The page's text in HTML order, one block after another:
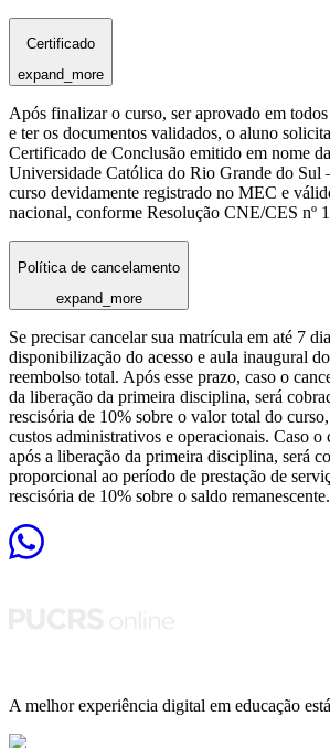
Certificado
expand_more
Após finalizar o curso, ser aprovado em
e ter os documentos validados, o aluno
Certificado de Conclusão emitido em nome
Universidade Católica do Rio Grande do Sul
curso devidamente registrado no MEC e
nacional, conforme Resolução CNE/CES nº
Política de cancelamento
expand_more
Se precisar cancelar sua matrícula em até 7
disponibilização do acesso e aula inaugural
reembolso total. Após esse prazo, caso o
da liberação da primeira disciplina, será
rescisória de 10% sobre o valor total do
custos administrativos e operacionais. Caso o
após a liberação da primeira disciplina, será
proporcional ao período de prestação de
rescisória de 10% sobre o saldo remanescente.
A melhor experiência digital em educação